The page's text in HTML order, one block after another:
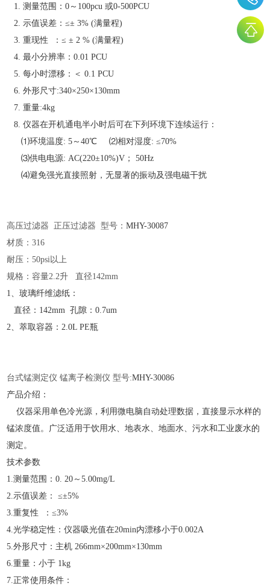
1. 测量范围：0～100pcu 或0-500PCU
2. 示值误差：≤± 3% (满量程)
3. 重现性 ：≤ ± 2 % (满量程)
4. 最小分辨率：0.01 PCU
5. 每小时漂移：＜ 0.1 PCU
6. 外形尺寸:340×250×130mm
7. 重量:4kg
8. 仪器在开机通电半小时后可在下列环境下连续运行：
⑴环境温度: 5～40℃ ⑵相对湿度: ≤70%
⑶供电电源: AC(220±10%)V； 50Hz
⑷避免强光直接照射，无显著的振动及强电磁干扰
高压过滤器 正压过滤器 型号：MHY-30087
材质：316
耐压：50psi以上
规格：容量2.2升 直径142mm
1、玻璃纤维滤纸：
直径：142mm 孔隙：0.7um
2、萃取容器：2.0L PE瓶
台式锰测定仪 锰离子检测仪 型号:MHY-30086
产品介绍：
仪器采用单色冷光源，利用微电脑自动处理数据，直接显示水样的
锰浓度值。广泛适用于饮用水、地表水、地面水、污水和工业废水的
测定。
技术参数
1.测量范围：0. 20～5.00mg/L
2.示值误差： ≤±5%
3.重复性 ：≤3%
4.光学稳定性：仪器吸光值在20min内漂移小于0.002A
5.外形尺寸：主机 266mm×200mm×130mm
6.重量：小于 1kg
7.正常使用条件：